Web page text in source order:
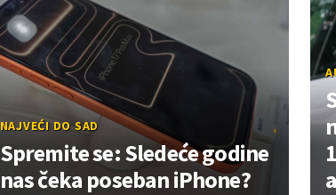
NAJVEĆI DO SAD
Spremite se: Sledeće godine
nas čeka poseban iPhone?